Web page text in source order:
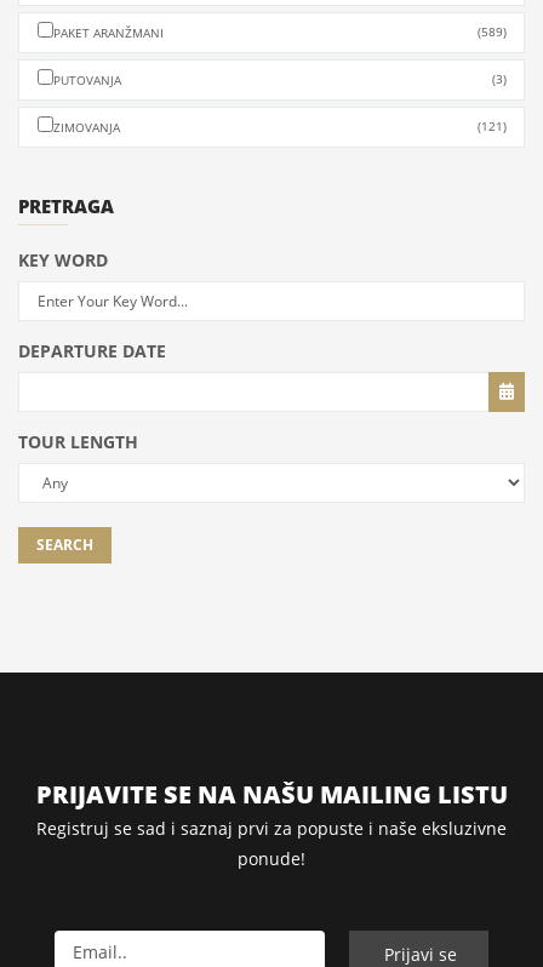
PAKET ARANŽMANI (589)
PUTOVANJA (3)
ZIMOVANJA (121)
PRETRAGA
KEY WORD
DEPARTURE DATE
TOUR LENGTH
SEARCH
PRIJAVITE SE NA NAŠU MAILING LISTU
Registruj se sad i saznaj prvi za popuste i naše eksluzivne
ponude!